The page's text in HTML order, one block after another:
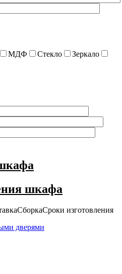
МДФ Стекло
Зеркало
шкафа
СборкаСроки изготовления
дверями